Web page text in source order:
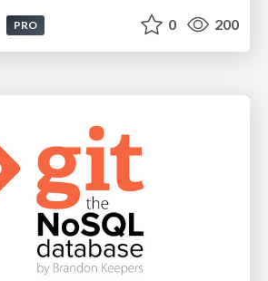
PRO 0 200